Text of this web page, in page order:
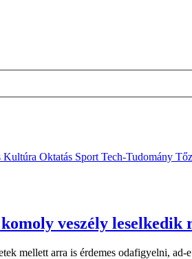
Kultúra Oktatás Sport Tech-Tudomány
veszély leselkedik
mellett arra is érdemes odafigyelni,